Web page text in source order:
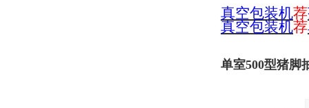
真空包装机荐
真空包装机荐
单室500型猪脚